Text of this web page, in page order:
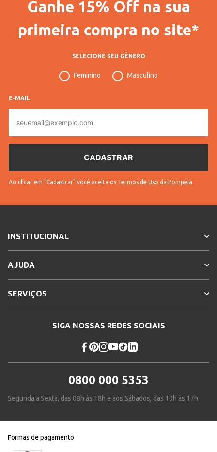
Código Completo 10101206795002
Gênero Feminino
Longa
Tecido
Cores
Ganhe 15% Off na sua
primeira compra no site*
SELECIONE SEU GÊNERO
Feminino Masculino
E-MAIL
mail
Ao clicar em "Cadastrar" você aceita os Termos de Uso da Pompéia
INSTITUCIONAL
AJUDA
SERVIÇOS
SIGA NOSSAS REDES SOCIAIS
0800 000 5353
Segunda a Sexta, das 08h às 18h e aos Sábados, das 10h às 17h
Formas de pagamento